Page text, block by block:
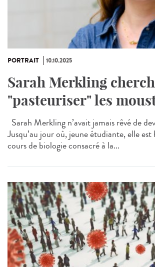
PORTRAIT 10.10.2025
Sarah Merkling
"pasteuriser" les
Sarah Merkling n’avait jamais rêvé de
Jusqu’au jour où, jeune étudiante, elle est
cours de biologie consacré à la...